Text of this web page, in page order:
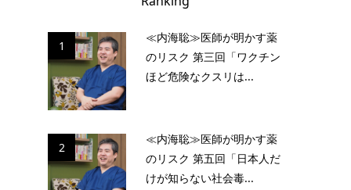
1
≪内海聡≫医師が明かす薬
のリスク 第三回「ワクチン
ほど危険なクスリは...
2
≪内海聡≫医師が明かす薬
のリスク 第五回「日本人だ
けが知らない社会毒...